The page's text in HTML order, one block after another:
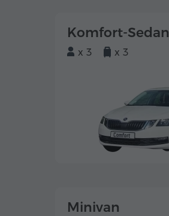
Komfort-Sedan
x 3 x 3
Minivan